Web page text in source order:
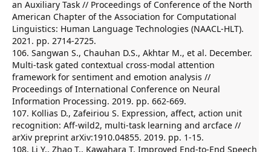
an Auxiliary Task // Proceedings of Conference of the North
American Chapter of the Association for Computational
Linguistics: Human Language Technologies (NAACL-HLT).
2021. pp. 2714-2725.
106. Sangwan S., Chauhan D.S., Akhtar M., et al. December.
Multi-task gated contextual cross-modal attention
framework for sentiment and emotion analysis //
Proceedings of International Conference on Neural
Information Processing. 2019. pp. 662-669.
107. Kollias D., Zafeiriou S. Expression, affect, action unit
recognition: Aff-wild2, multi-task learning and arcface //
arXiv preprint arXiv:1910.04855. 2019. pp. 1-15.
108. Li Y., Zhao T., Kawahara T. Improved End-to-End Speech